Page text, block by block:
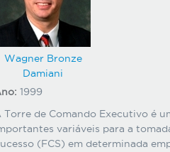
Wagner Bronze
Damiani
1999
Torre de Comando Executivo é
variáveis para a
(FCS) em determinada